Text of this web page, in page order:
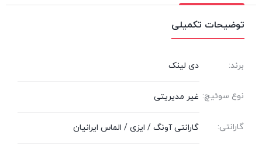
توضیحات تکمیلی
برند: دی لینک
نوع سوئیچ: غیر مدیریتی
گارانتی: گارانتی آونگ / ایزی / الماس ایرانیان